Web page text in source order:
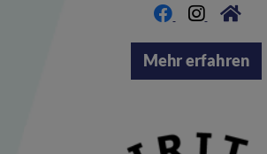
Mehr erfahren